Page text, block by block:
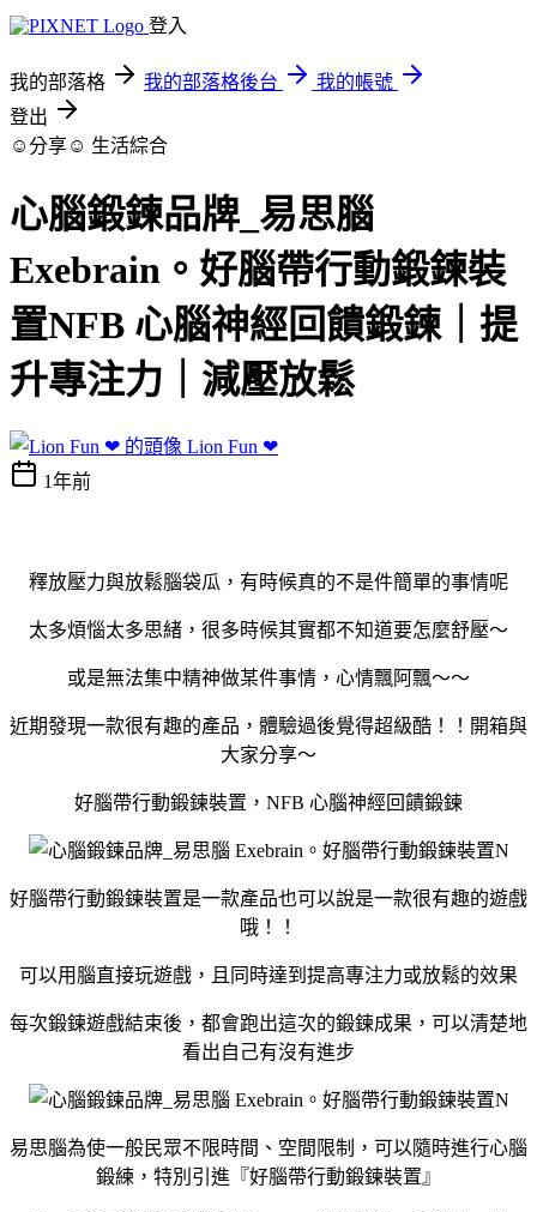
登入
我的部落格 我的部落格後台
我的帳號
登出
☺分享☺ 生活綜合
心腦鍛鍊品牌_易思腦
Exebrain。好腦帶行動鍛鍊裝
置NFB 心腦神經回饋鍛鍊｜提
升專注力｜減壓放鬆
Lion Fun ❤
1年前
釋放壓力與放鬆腦袋瓜，有時候真的不是件簡單的事情呢
太多煩惱太多思緒，很多時候其實都不知道要怎麼舒壓～
或是無法集中精神做某件事情，心情飄阿飄～～
近期發現一款很有趣的產品，體驗過後覺得超級酷！！開箱與
大家分享～
好腦帶行動鍛鍊裝置，NFB 心腦神經回饋鍛鍊
好腦帶行動鍛鍊裝置是一款產品也可以說是一款很有趣的遊戲
哦！！
可以用腦直接玩遊戲，且同時達到提高專注力或放鬆的效果
每次鍛鍊遊戲結束後，都會跑出這次的鍛鍊成果，可以清楚地
看出自己有沒有進步
易思腦為使一般民眾不限時間、空間限制，可以隨時進行心腦
鍛練，特別引進『好腦帶行動鍛鍊裝置』